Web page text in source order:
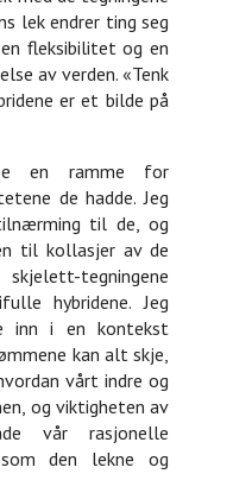
lek endrer ting seg
fleksibilitet og en
av verden. «Tenk
er et bilde på
en ramme for
de hadde. Jeg
til de, og
til kollasjer av de
tegningene
hybridene. Jeg
inn i en kontekst
kan alt skje,
vårt indre og
og viktigheten av
vår rasjonelle
den lekne og